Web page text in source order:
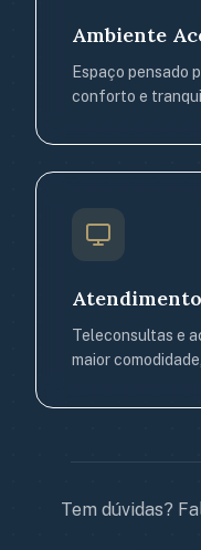
Ambiente
Espaço pensado
conforto e
Teleconsultas e
maior
Tem dúvidas?